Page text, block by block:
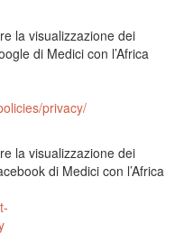
la visualizzazione dei
di Medici con l’Africa
privacy/
la visualizzazione dei
di Medici con l’Africa